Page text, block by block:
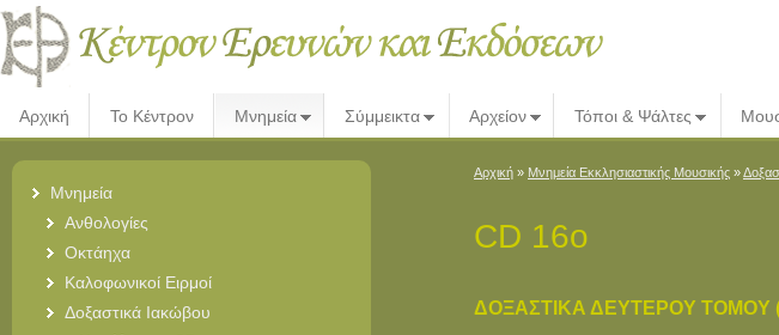
Αρχική Το Κέντρον Μνημεία Σύμμεικτα Αρχείον Τόποι & Ψάλτες
Μνημεία
Ανθολογίες
Οκτάηχα
Καλοφωνικοί Ειρμοί
Δοξαστικά Ιακώβου
Αρχική » Μνημεία Εκκλησιαστικής Μουσικής »
CD 16ο
ΔΟΞΑΣΤΙΚΑ ΔΕΥΤΕΡΟΥ TΟΜΟΥ